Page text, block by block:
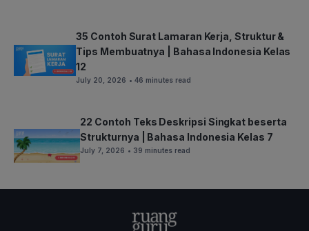
35 Contoh Surat Lamaran Kerja, Struktur &
Tips Membuatnya | Bahasa Indonesia Kelas
12
July 20, 2026 • 46 minutes read
22 Contoh Teks Deskripsi Singkat beserta
Strukturnya | Bahasa Indonesia Kelas 7
July 7, 2026 • 39 minutes read